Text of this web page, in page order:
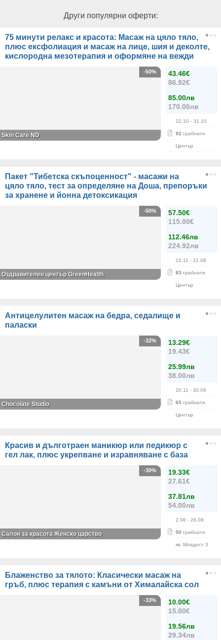
Други популярни оферти:
75 минути релакс и красота: Масаж на цяло тяло,
плюс ексфолиация и масаж на лице, шия и деколте,
кислородна мезотерапия и оформяне на вежди
43.46€
86.92€
85.00лв
170.00лв
22.10 - 31.10
92 грабнати
Център
-50%
Skin Care ND
Пакет "Тибетска скъпоценност" - масажи на
цяло тяло, тест за определяне на Доша, препоръки
за хранене и йонна детоксикация
57.50€
115.00€
112.46лв
224.92лв
22.11 - 21.08
83 грабнати
Център
-50%
Оздравителен център GreenHealth
Антицелулитен масаж на бедра, седалище и
паласки
13.29€
19.43€
25.99лв
38.00лв
20.11 - 30.09
65 грабнати
Център
-32%
Chocolate Studio
Красив и дълготраен маникюр или педикюр с
гел лак, плюс укрепване и изравняване с база
19.33€
27.61€
37.81лв
54.00лв
2.06 - 26.08
50 грабнати
кв. Младост 3
-30%
Салон за красота Женско царство
Блаженство за тялото: Класически масаж на
гръб, плюс терапия с камъни от Хималайска сол
10.00€
15.00€
19.56лв
29.34лв
-33%